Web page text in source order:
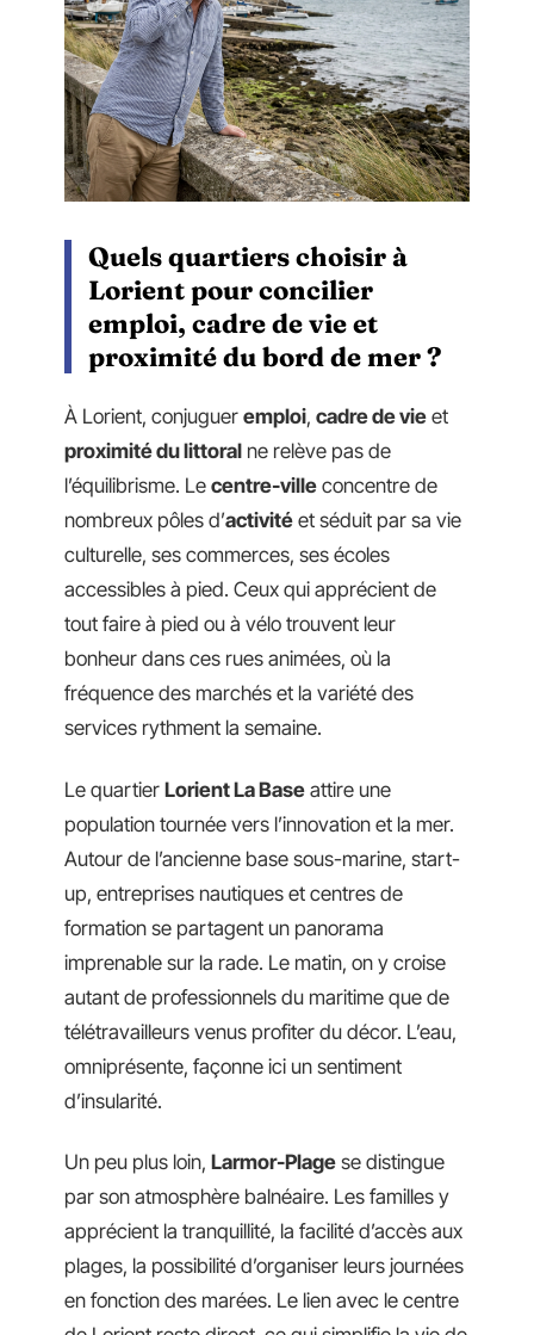
Quels quartiers choisir à
Lorient pour concilier
emploi, cadre de vie et
proximité du bord de mer ?
À Lorient, conjuguer emploi, cadre de vie et
proximité du littoral ne relève pas de
l’équilibrisme. Le centre-ville concentre de
nombreux pôles d’activité et séduit par sa vie
culturelle, ses commerces, ses écoles
accessibles à pied. Ceux qui apprécient de
tout faire à pied ou à vélo trouvent leur
bonheur dans ces rues animées, où la
fréquence des marchés et la variété des
services rythment la semaine.
Le quartier Lorient La Base attire une
population tournée vers l’innovation et la mer.
Autour de l’ancienne base sous-marine, start-
up, entreprises nautiques et centres de
formation se partagent un panorama
imprenable sur la rade. Le matin, on y croise
autant de professionnels du maritime que de
télétravailleurs venus profiter du décor. L’eau,
omniprésente, façonne ici un sentiment
d’insularité.
Un peu plus loin, Larmor-Plage se distingue
par son atmosphère balnéaire. Les familles y
apprécient la tranquillité, la facilité d’accès aux
plages, la possibilité d’organiser leurs journées
en fonction des marées. Le lien avec le centre